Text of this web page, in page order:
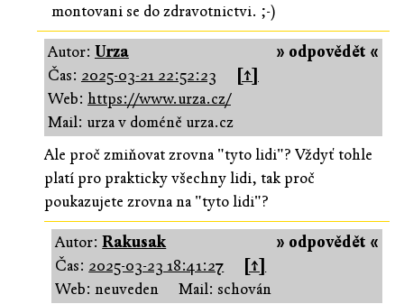
montovani se do zdravotnictvi. ;-)
» odpovědět «
Autor: Urza
Čas: 2025-03-21 22:52:23
[↑]
Web: https://www.urza.cz/
Mail: urza v doméně urza.cz
Ale proč zmiňovat zrovna "tyto lidi"? Vždyť tohle
platí pro prakticky všechny lidi, tak proč
poukazujete zrovna na "tyto lidi"?
» odpovědět «
Autor:Rakusak
Čas: 2025-03-23 18:41:27
[↑]
Web: neuveden
Mail: schován